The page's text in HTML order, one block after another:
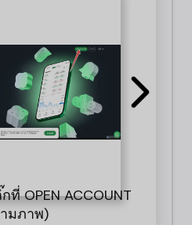
OPEN ACCOUNT
มภาพ)